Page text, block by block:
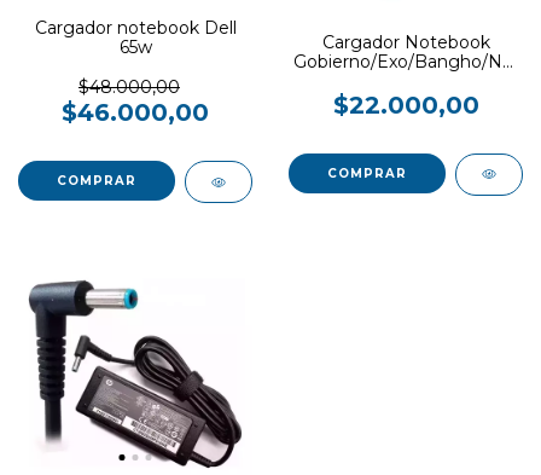
Cargador notebook Dell
65w
$48.000,00
$46.000,00
Cargador Notebook
Gobierno/Exo/Bangho/
$22.000,00